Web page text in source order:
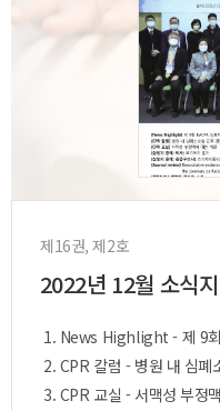
제16권, 제2호
2022년 12월 소식지
1. News Highlight - 제 9
2. CPR 칼럼 - 병원 내 심폐
3. CPR 교실 - 서맥성 부정